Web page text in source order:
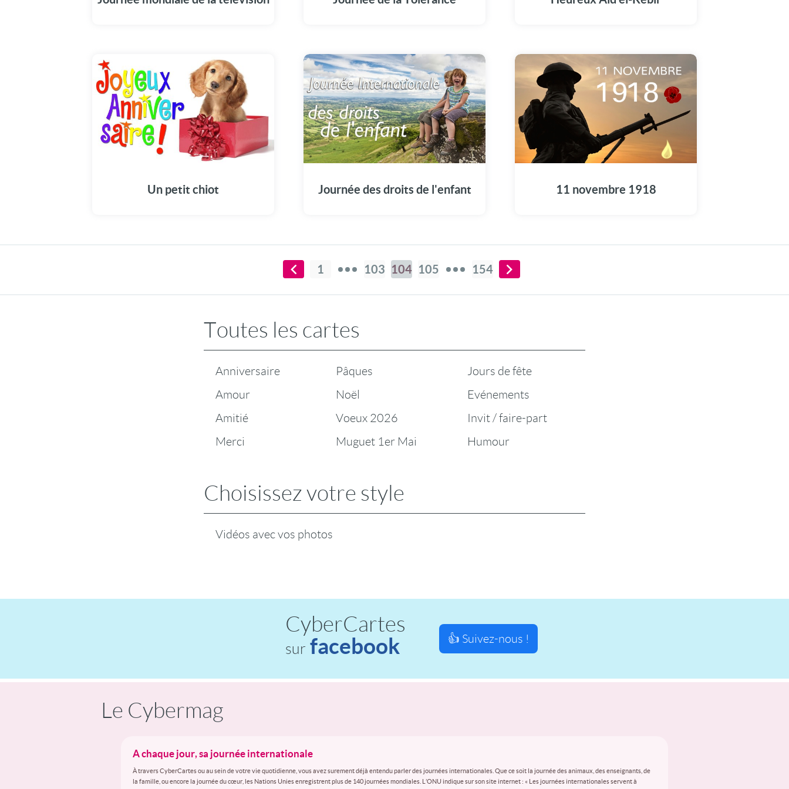
l'amour, la bienveillance. Tels sont les
Un petit chiot Journée des droits de l'enfant 11 novembre 1918
1 103 104 105 154
Toutes les cartes
Anniversaire
Amour
Amitié
Merci
Pâques
Noël
Voeux 2026
Muguet 1er Mai
Jours de fête
Evénements
Invit / faire-part
Humour
Choisissez votre style
Vidéos avec vos photos
CyberCartes
sur facebook 👍 Suivez-nous !
Le Cybermag
A chaque jour, sa journée internationale
À travers CyberCartes ou au sein de votre vie quotidienne, vous avez surement déjà entendu parler des journées internationales. Que ce soit la journée des animaux, des enseignants, de
la famille, ou encore la journée du cœur, les Nations Unies enregistrent plus de 140 journées mondiales. L’ONU indique sur son site internet : « Les journées internationales servent à